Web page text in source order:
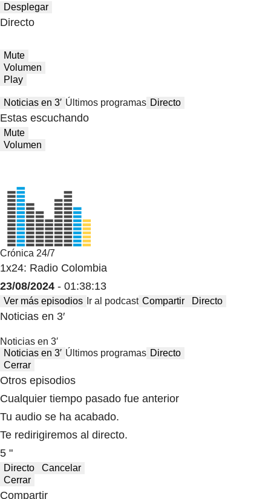
Desplegar
Directo
Mute
Volumen
Play
Noticias en 3′ Últimos programas Directo
Estas escuchando
Mute
Volumen
Crónica 24/7
1x24: Radio Colombia
23/08/2024 - 01:38:13
Ver más episodios Ir al podcast Compartir Directo
Noticias en 3′
Noticias en 3′
Noticias en 3′ Últimos programas Directo
Cerrar
Otros episodios
Cualquier tiempo pasado fue anterior
Tu audio se ha acabado.
Te redirigiremos al directo.
5 "
Directo
Cancelar
Cerrar
Compartir